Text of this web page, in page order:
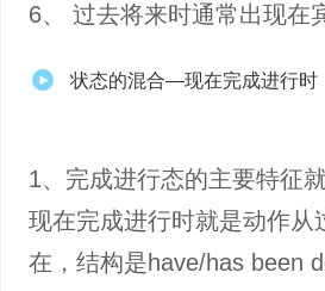
6、 过去将来时通常出现在
状态的混合—现在完成进行时
1、完成进行态的主要特征
现在完成进行时就是动作
在，结构是have/has been